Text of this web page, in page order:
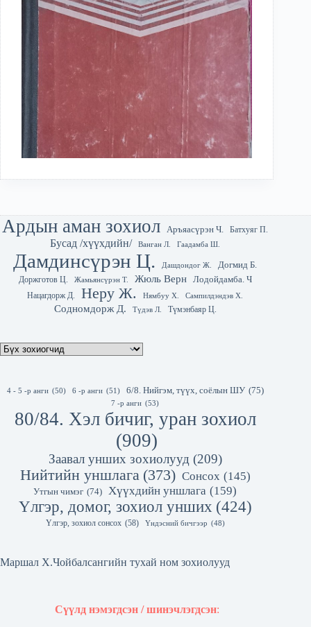
Ардын аман зохиол Аръяасүрэн Ч. Батхуяг П.
Бусад /хүүхдийн/ Ванган Л. Гаадамба Ш.
Дамдинсүрэн Ц. Дашдондог Ж.
Догмид Б.
Доржготов Ц.
Жамьянсүрэн Т. Жюль Верн Лодойдамба. Ч
Нацагдорж Д. Неру Ж. Нямбуу Х. Сампилдэндэв Х.
Содномдорж Д. Түдэв Л. Түмэнбаяр Ц.
4 - 5 -р анги (50) 6 -р анги (51) 6/8. Нийгэм, түүх, соёлын ШУ (75)
7 -р анги (53)
80/84. Хэл бичиг, уран зохиол
(909)
Заавал унших зохиолууд (209)
Нийтийн уншлага (373) Сонсох (145)
Утгын чимэг (74) Хүүхдийн уншлага (159)
Үлгэр, домог, зохиол унших (424)
Үлгэр, зохиол сонсох (58) Үндэсний бичгээр (48)
Маршал Х.Чойбалсангийн тухай ном зохиолууд
Сүүлд нэмэгдсэн / шинэчлэгдсэн: